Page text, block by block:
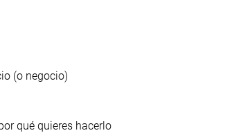
(o negocio)
qué quieres hacerlo